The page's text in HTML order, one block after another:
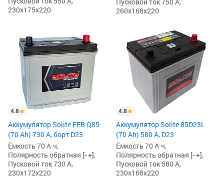
230x175x220
260x168x220
4.8
Аккумулятор Solite EFB Q85
(70 Ah) 730 А, борт D23
Ёмкость 70 А·ч,
Полярность обратная [- +],
Пусковой ток 730 А,
230x172x220
4.8
Аккумулятор Solite 85D23L
(70 Ah) 580 А, D23
Ёмкость 70 А·ч,
Полярность обратная [- +],
Пусковой ток 580 А,
230x168x220